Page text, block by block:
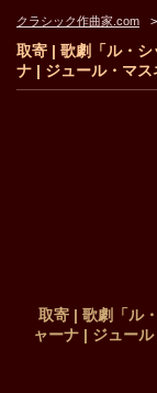
クラシック作曲家.com
取寄 | 歌劇「ル・
ナ | ジュール・マ
取寄 | 歌劇「ル
ャーナ | ジュー